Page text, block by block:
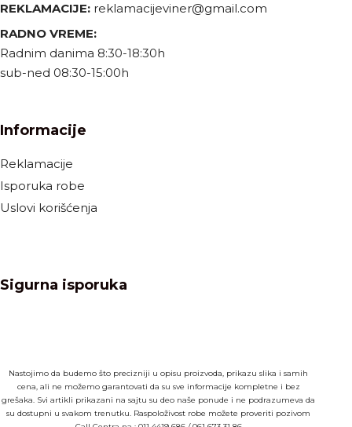
REKLAMACIJE: reklamacijeviner@gmail.com
RADNO VREME:
Radnim danima 8:30-18:30h
sub-ned 08:30-15:00h
Informacije
Reklamacije
Isporuka robe
Uslovi korišćenja
Sigurna isporuka
Nastojimo da budemo što precizniji u opisu proizvoda, prikazu slika i samih
cena, ali ne možemo garantovati da su sve informacije kompletne i bez
grešaka. Svi artikli prikazani na sajtu su deo naše ponude i ne podrazumeva da
su dostupni u svakom trenutku. Raspoloživost robe možete proveriti pozivom